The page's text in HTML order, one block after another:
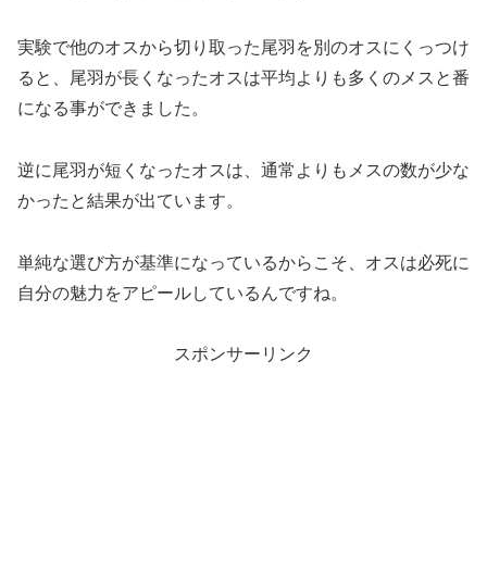
実験で他のオスから切り取った尾羽を別のオスにくっつけ
ると、尾羽が長くなったオスは平均よりも多くのメスと番
になる事ができました。
逆に尾羽が短くなったオスは、通常よりもメスの数が少な
かったと結果が出ています。
単純な選び方が基準になっているからこそ、オスは必死に
自分の魅力をアピールしているんですね。
スポンサーリンク